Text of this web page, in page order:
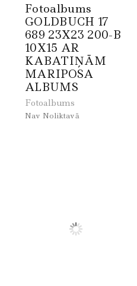
Fotoalbums
GOLDBUCH 17
689 23X23 200-B
10X15 AR
KABATIŅĀM
MARIPOSA
ALBUMS
Fotoalbums
Nav Noliktavā